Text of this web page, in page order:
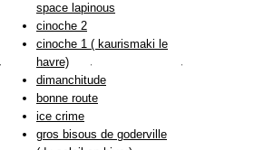
space lapinous
cinoche 2
cinoche 1 ( kaurismaki le
havre)
dimanchitude
bonne route
ice crime
gros bisous de goderville